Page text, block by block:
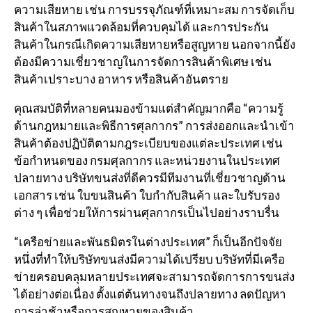
ความเสียหาย เช่น การบรรจุภัณฑ์ที่เหมาะสม การจัดเก็บ
สินค้าในสภาพแวดล้อมที่ควบคุมได้ และการประกัน
สินค้าในกรณีเกิดความเสียหายหรือสูญหาย นอกจากนี้ยัง
ต้องมีความเชี่ยวชาญในการจัดการสินค้าพิเศษ เช่น
สินค้าเปราะบาง อาหาร หรือสินค้าอันตราย
คุณสมบัติที่หลายคนมองข้ามแต่สำคัญมากคือ “ความรู้
ด้านกฎหมายและพิธีการศุลกากร” การส่งออกและนำเข้า
สินค้าต้องปฏิบัติตามกฎระเบียบของแต่ละประเทศ เช่น
ข้อกำหนดของ กรมศุลกากรและหน่วยงานในประเทศ
ปลายทาง บริษัทขนส่งที่ดีควรมีทีมงานที่เชี่ยวชาญด้าน
เอกสาร เช่น ใบขนสินค้า ใบกำกับสินค้า และใบรับรอง
ต่าง ๆ เพื่อช่วยให้การผ่านศุลกากรเป็นไปอย่างราบรื่น
“เครือข่ายและพันธมิตรในต่างประเทศ” ก็เป็นอีกปัจจัย
หนึ่งที่ทำให้บริษัทขนส่งมีความได้เปรียบ บริษัทที่มีเครือ
ข่ายครอบคลุมหลายประเทศจะสามารถจัดการการขนส่ง
ได้อย่างต่อเนื่อง ตั้งแต่ต้นทางจนถึงปลายทาง ลดปัญหา